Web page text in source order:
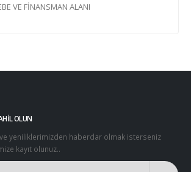
VE FİNANSMAN ALANI
OLUN
yeniliklerimizden haberdar olmak isterseniz
kayıt olunuz..